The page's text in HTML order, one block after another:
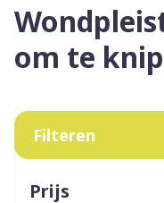
om te
Filteren
Prijs